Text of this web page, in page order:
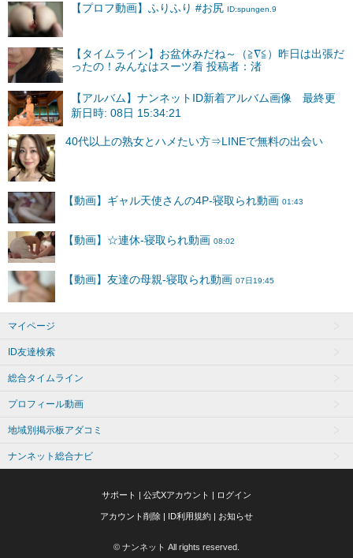
【プロフ動画】ふりふり #お尻 ID:spungen.9
【タイムライン】お盆休みだね～（≧∇≦）昨日は出張だ
ったの！みんなはスーツ着 投稿者：渚
【アルバム】ナンネットID新着アルバム画像 最終更
新日時: 08日 15:34:21
マイページ
ID友達検索
総合タイムライン
プロフィール動画
地域別掲示板アダコミ
ナンネット総合ナビ
サポート | 公式Xアカウント | ログイン
アカウント削除 | ID利用規約 | お知らせ
© ナンネット All rights reserved.